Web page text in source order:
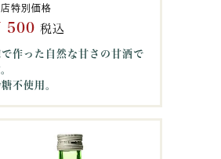
特別価格
500 税込
作った自然な甘さの甘酒で
不使用。